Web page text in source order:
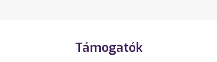
Támogatók